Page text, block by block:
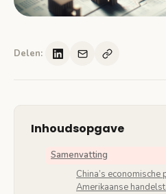
Delen:
Inhoudsopgave
Samenvatting
China’s
Amerikaanse